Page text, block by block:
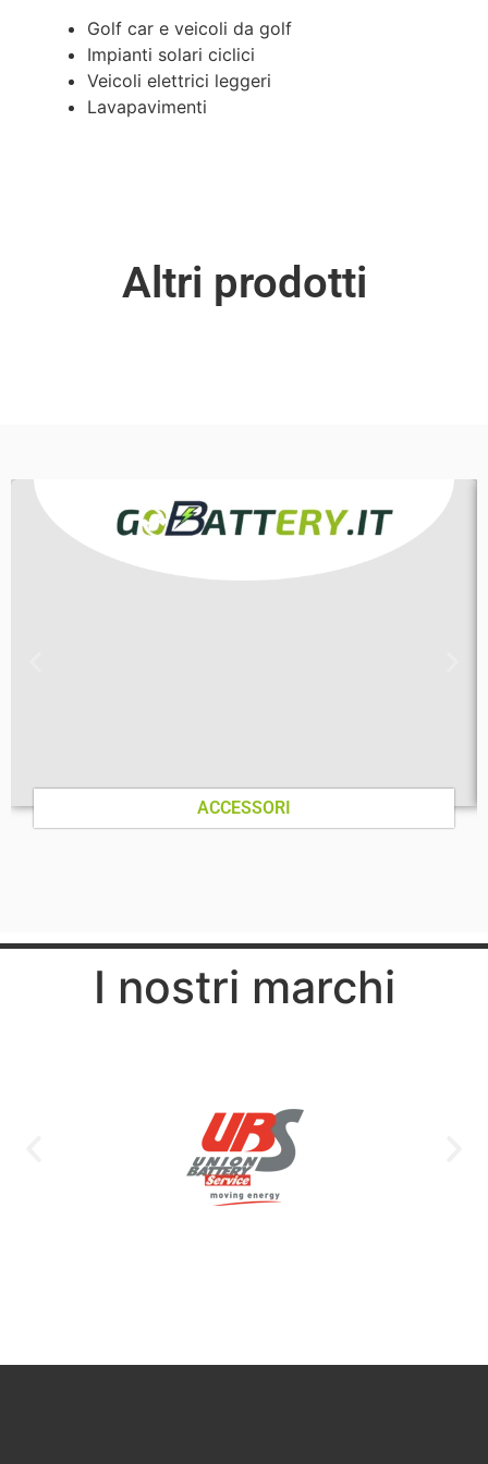
Golf car e veicoli da golf
Impianti solari ciclici
Veicoli elettrici leggeri
Lavapavimenti
Altri prodotti
ACCESSORI
I nostri marchi